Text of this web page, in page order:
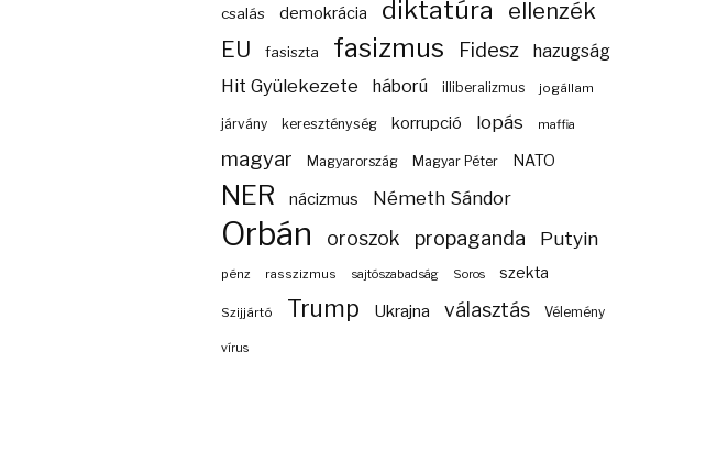
csalás demokrácia diktatúra ellenzék
EU fasiszta fasizmus Fidesz hazugság
Hit Gyülekezete háború illiberalizmus jogállam
járvány kereszténység korrupció lopás maffia
magyar Magyarország Magyar Péter NATO
NER nácizmus Németh Sándor
Orbán oroszok propaganda Putyin
pénz rasszizmus sajtószabadság Soros szekta
Szijjártó Trump Ukrajna választás Vélemény
vírus